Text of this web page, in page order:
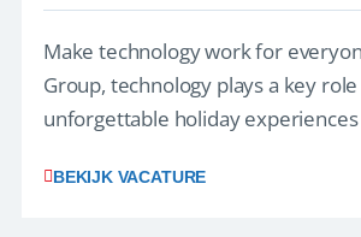
Make technology work for
Group, technology plays a key
unforgettable holiday
scenes, our colleagues rely on
BEKIJK VACATURE